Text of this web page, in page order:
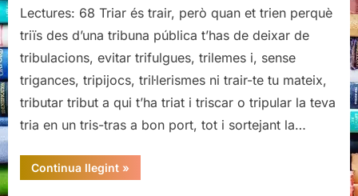
Lectures: 68 Triar és trair, però quan et trien perquè
triïs des d’una tribuna pública t’has de deixar de
tribulacions, evitar trifulgues, trilemes i, sense
trigances, tripijocs, tril·lerismes ni trair-te tu mateix,
tributar tribut a qui t’ha triat i triscar o tripular la teva
tria en un tris-tras a bon port, tot i sortejant la…
Continua llegint“Els
meus
»